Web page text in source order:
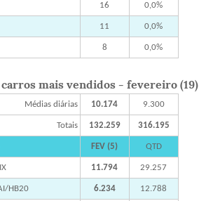
16 0,0%
11 0,0%
8 0,0%
mais vendidos - fevereiro (19)
Médias diárias 10.174 9.300
Totais 132.259 316.195
FEV (5) QTD
11.794 29.257
HB20 6.234 12.788